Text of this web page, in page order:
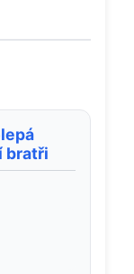
bratři